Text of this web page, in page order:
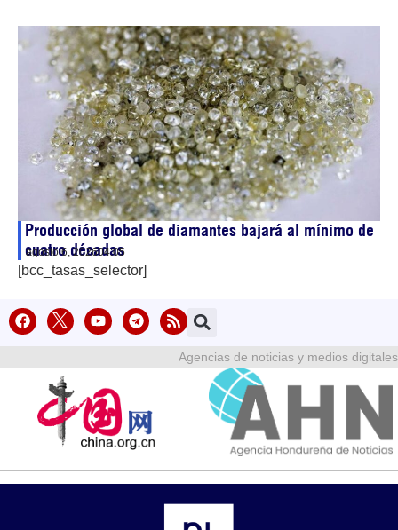
Producción global de diamantes bajará al mínimo de
cuatro décadas
agosto 6, 202604:05
[bcc_tasas_selector]
Agencias de noticias y medios digitales